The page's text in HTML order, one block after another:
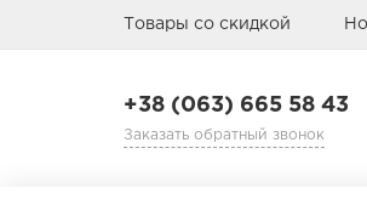
Товары со скидкой
+38 (063) 665 58 43
Заказать обратный звонок